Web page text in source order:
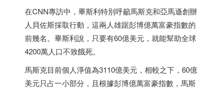
在CNN專訪中，畢斯利特別呼籲馬斯克和亞馬遜創辦
人貝佐斯採取行動，這兩人雄踞彭博億萬富豪指數的
前幾名。畢斯利說，只要有60億美元，就能幫助全球
4200萬人口不致餓死。
馬斯克目前個人淨值為3110億美元，相較之下，60億
美元只占一小部分，且根據彭博億萬富豪指數，馬斯